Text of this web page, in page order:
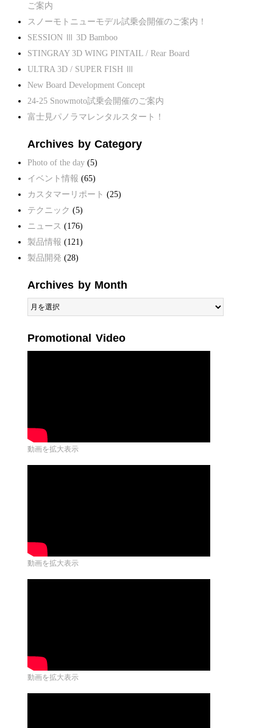
ご案内
スノーモトニューモデル試乗会開催のご案内！
SESSION Ⅲ 3D Bamboo
STINGRAY 3D WING PINTAIL / Rear Board
ULTRA 3D / SUPER FISH Ⅲ
New Board Development Concept
24-25 Snowmoto試乗会開催のご案内
富士見パノラマレンタルスタート！
Archives by Category
Photo of the day(5)
イベント情報 (65)
カスタマーリポート (25)
テクニック (5)
ニュース (176)
製品情報 (121)
製品開発 (28)
Archives by Month
Archives
by
Promotional Video
動画を拡大表示
動画を拡大表示
動画を拡大表示